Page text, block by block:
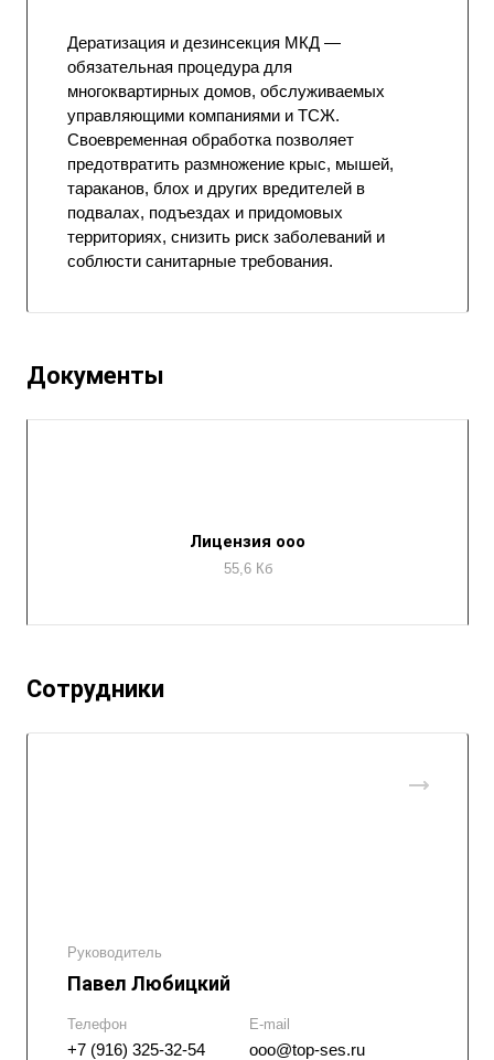
Дератизация и дезинсекция МКД —
обязательная процедура для
многоквартирных домов, обслуживаемых
управляющими компаниями и ТСЖ.
Своевременная обработка позволяет
предотвратить размножение крыс, мышей,
тараканов, блох и других вредителей в
подвалах, подъездах и придомовых
территориях, снизить риск заболеваний и
соблюсти санитарные требования.
Документы
Лицензия ооо
55,6 Кб
Сотрудники
Руководитель
Павел Любицкий
Телефон
+7 (916) 325-32-54
E-mail
ooo@top-ses.ru